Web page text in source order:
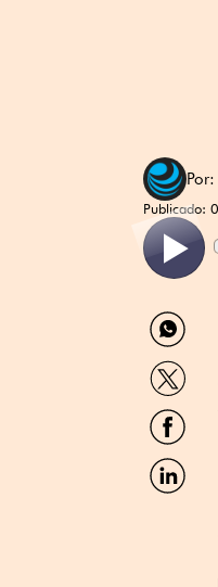
Por:
Publicado:
por
por
Twitter
por
Facebook
por